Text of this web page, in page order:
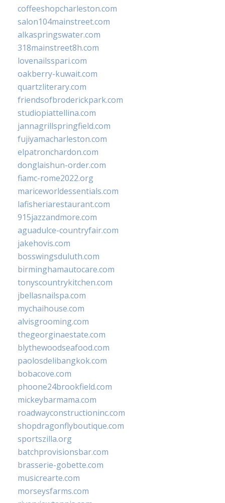
coffeeshopcharleston.com
salon104mainstreet.com
alkaspringswater.com
318mainstreet8h.com
lovenailsspari.com
oakberry-kuwait.com
quartzliterary.com
friendsofbroderickpark.com
studiopiattellina.com
jannagrillspringfield.com
fujiyamacharleston.com
elpatronchardon.com
donglaishun-order.com
fiamc-rome2022.org
mariceworldessentials.com
lafisheriarestaurant.com
915jazzandmore.com
aguadulce-countryfair.com
jakehovis.com
bosswingsduluth.com
birminghamautocare.com
tonyscountrykitchen.com
jbellasnailspa.com
mychaihouse.com
alvisgrooming.com
thegeorginaestate.com
blythewoodseafood.com
paolosdelibangkok.com
bobacove.com
phoone24brookfield.com
mickeybarmama.com
roadwayconstructioninc.com
shopdragonflyboutique.com
sportszilla.org
batchprovisionsbar.com
brasserie-gobette.com
musicrearte.com
morseysfarms.com